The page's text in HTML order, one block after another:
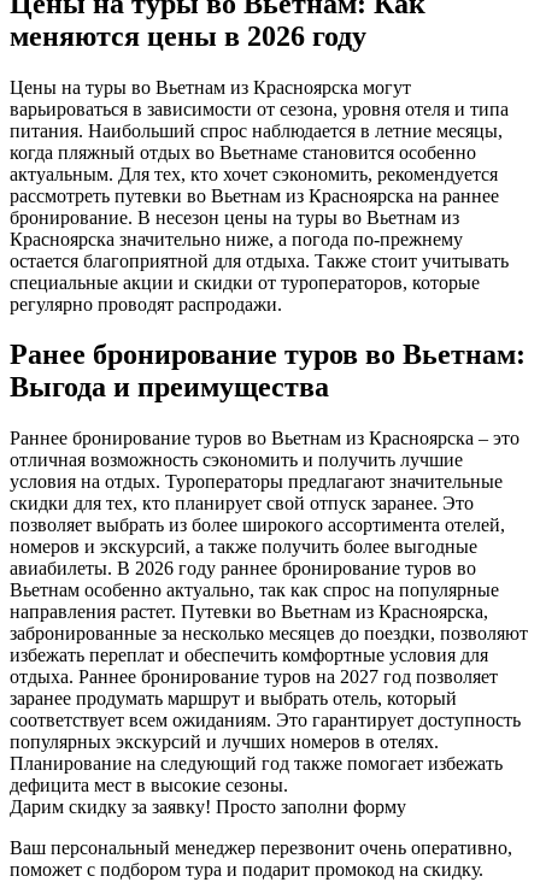
меняются цены в 2026 году
Цены на туры во Вьетнам из Красноярска могут
варьироваться в зависимости от сезона, уровня отеля и типа
питания. Наибольший спрос наблюдается в летние месяцы,
когда пляжный отдых во Вьетнаме становится особенно
актуальным. Для тех, кто хочет сэкономить, рекомендуется
рассмотреть путевки во Вьетнам из Красноярска на раннее
бронирование. В несезон цены на туры во Вьетнам из
Красноярска значительно ниже, а погода по-прежнему
остается благоприятной для отдыха. Также стоит учитывать
специальные акции и скидки от туроператоров, которые
регулярно проводят распродажи.
Ранее бронирование туров во Вьетнам:
Выгода и преимущества
Раннее бронирование туров во Вьетнам из Красноярска – это
отличная возможность сэкономить и получить лучшие
условия на отдых. Туроператоры предлагают значительные
скидки для тех, кто планирует свой отпуск заранее. Это
позволяет выбрать из более широкого ассортимента отелей,
номеров и экскурсий, а также получить более выгодные
авиабилеты. В 2026 году раннее бронирование туров во
Вьетнам особенно актуально, так как спрос на популярные
направления растет. Путевки во Вьетнам из Красноярска,
забронированные за несколько месяцев до поездки, позволяют
избежать переплат и обеспечить комфортные условия для
отдыха. Раннее бронирование туров на 2027 год позволяет
заранее продумать маршрут и выбрать отель, который
соответствует всем ожиданиям. Это гарантирует доступность
популярных экскурсий и лучших номеров в отелях.
Планирование на следующий год также помогает избежать
дефицита мест в высокие сезоны.
Дарим скидку за заявку! Просто заполни форму
Ваш персональный менеджер перезвонит очень оперативно,
поможет с подбором тура и подарит промокод на скидку.